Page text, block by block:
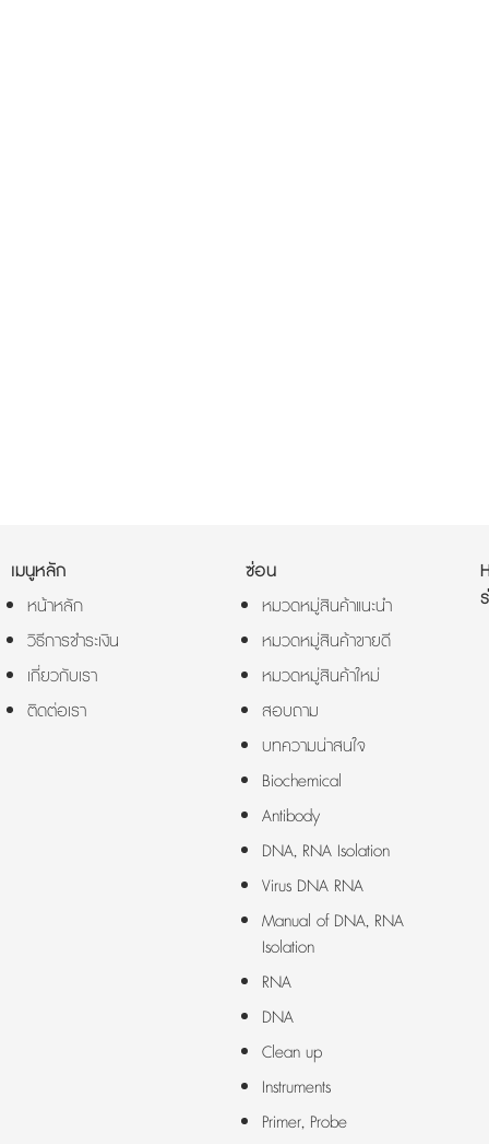
เมนูหลัก
หน้าหลัก
วิธีการชำระเงิน
เกี่ยวกับเรา
ติดต่อเรา
ซ่อน
หมวดหมู่สินค้าแนะนำ
หมวดหมู่สินค้าขายดี
หมวดหมู่สินค้าใหม่
สอบถาม
บทความน่าสนใจ
Biochemical
Antibody
DNA, RNA Isolation
Virus DNA RNA
Manual of DNA, RNA
Isolation
RNA
DNA
Clean up
Instruments
Primer, Probe